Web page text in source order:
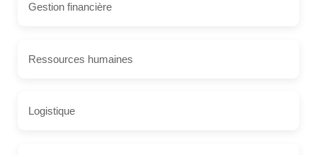
Gestion financière
Ressources humaines
Logistique